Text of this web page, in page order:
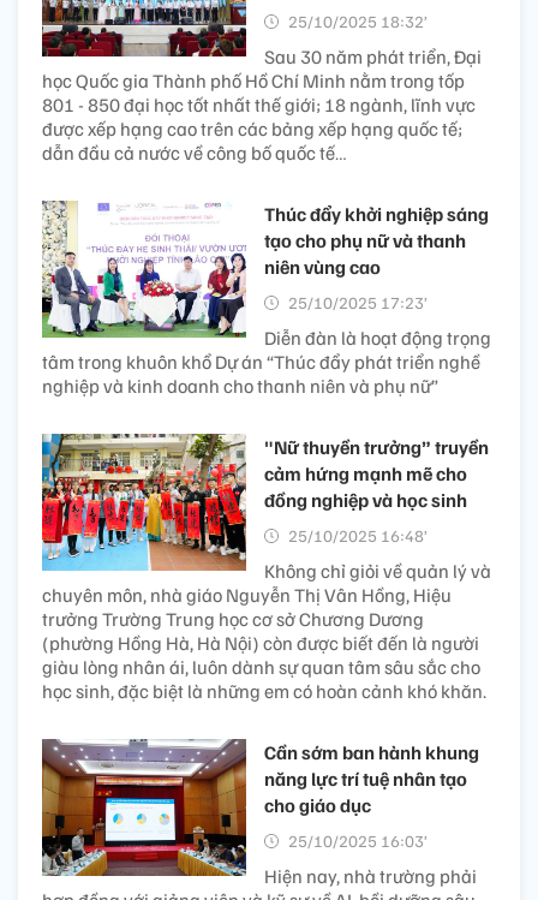
25/10/2025 18:32’
Sau 30 năm phát triển, Đại
học Quốc gia Thành phố Hồ Chí Minh nằm trong tốp
801 - 850 đại học tốt nhất thế giới; 18 ngành, lĩnh vực
được xếp hạng cao trên các bảng xếp hạng quốc tế;
dẫn đầu cả nước về công bố quốc tế…
Thúc đẩy khởi nghiệp sáng
tạo cho phụ nữ và thanh
niên vùng cao
25/10/2025 17:23’
Diễn đàn là hoạt động trọng
tâm trong khuôn khổ Dự án “Thúc đẩy phát triển nghề
nghiệp và kinh doanh cho thanh niên và phụ nữ”
"Nữ thuyền trưởng” truyền
cảm hứng mạnh mẽ cho
đồng nghiệp và học sinh
25/10/2025 16:48’
Không chỉ giỏi về quản lý và
chuyên môn, nhà giáo Nguyễn Thị Vân Hồng, Hiệu
trưởng Trường Trung học cơ sở Chương Dương
(phường Hồng Hà, Hà Nội) còn được biết đến là người
giàu lòng nhân ái, luôn dành sự quan tâm sâu sắc cho
học sinh, đặc biệt là những em có hoàn cảnh khó khăn.
Cần sớm ban hành khung
năng lực trí tuệ nhân tạo
cho giáo dục
25/10/2025 16:03’
Hiện nay, nhà trường phải